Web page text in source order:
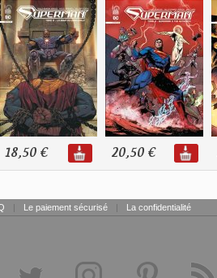
18,50 € 20,50 €
| Le paiement sécurisé | La confidentialité